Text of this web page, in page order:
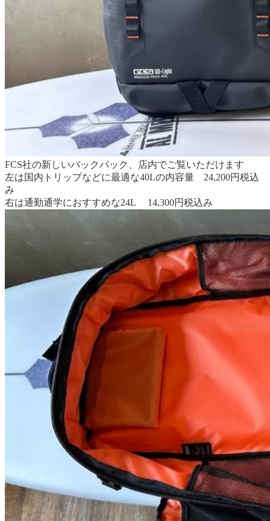
FCS社の新しいバックパック、店内でご覧いただけます
左は国内トリップなどに最適な40Lの内容量 24,200円税込
み
右は通勤通学におすすめな24L 14,300円税込み